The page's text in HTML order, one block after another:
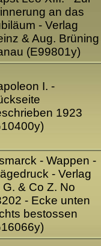
an das
- Verlag
& Aug. Brüning
(E99801y)
I. -
1923
- Wappen -
- Verlag
G. & Co Z. No
- Ecke unten
bestossen